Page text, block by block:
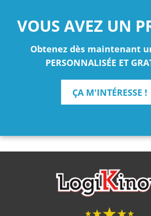
VOUS AVEZ UN
Obtenez dès maintenant
PERSONNALISÉE ET
ÇA M'INTÉRESSE !